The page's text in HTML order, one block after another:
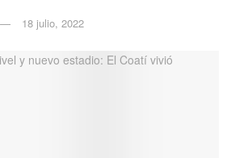
18 julio, 2022